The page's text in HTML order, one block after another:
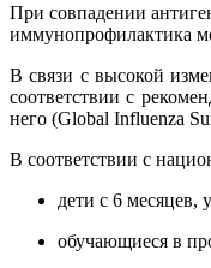
При совпадении
иммунопрофилактика
В связи с высокой
соответствии с
него (Global Influenza
В соответствии с
дети с 6 месяцев,
обучающиеся в